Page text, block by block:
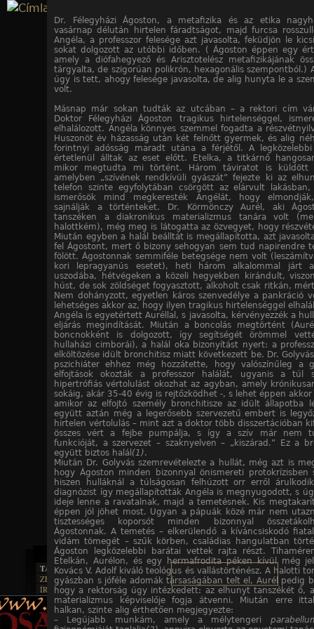
Dr. Félegyházi Ágoston, a metafizika és az etika
vasárnap délután hirtelen fáradtságot, majd furcsa
Angéla, a professzor felesége azt javasolta, feküdjön le
sokat dolgozott az utóbbi időben. ( Ágoston éppen egy
amely a diófahegyező és Arisztotelész metafizikájának
tárgyalta, de szigorúan polikrón, hexagonális szempontból.)
úgy is tett, ahogy felesége javasolta, de alig hunyta le a
volt.
Másnap már sokan tudták az utcában – a rektori cím
Doktor Félegyházi Ágoston tragikus hirtelenséggel,
elhalálozott. Angéla könnyes szemmel fogadta a
Huszonöt év házasság után két felnőtt gyermek, és alig
forintnyi adósság maradt utána a férjétől. A
értetlenül álltak az eset előtt. Etelka, a titkárnő
mikor megtudta mi történt. Három táviratot is küldött
amelyben „szívének rendkívüli gyászát” fejezte ki az
telefon szinte egyfolytában csörgött az elárvult
ismerősök mind megkeresték Angélát, hogy
sajnálják a történteket. Dr. Körmönczy Aurél, aki
tanszéken a diakronikus materializmus tanára volt
halottkém), még meg is látogatta az özvegyet, hogy
Miután egyben a halál beálltát is megállapította, azt
fel Ágostont, mert ő bizony sehogyan sem tud napirendre
fölött. Ágostonnak semmiféle betegsége nem volt
kori lepragyanús esetet), heti három alkalommal járt
uszodába, hétvégeken a közeli hegyekben kirándult,
húst, de sok zöldséget fogyasztott, alkoholt csak ritkán,
Nem dohányzott, egyetlen káros szenvedélye a pankráció
lehetséges akkor az, hogy ilyen tragikus hirtelenséggel
Angéla is egyetértett Auréllal, s javasolta, kérvényezzék a
eljárás megindítását. Miután a boncolás megtörtént
boncnokként is dolgozott, így segítségét örömmel
hullaházi cimborái), a halál oka bizonyítást nyert: a
elköltözése idült bronchitisz miatt következett be. Dr.
pszichiáter ehhez még hozzátette, hogy valószínűleg a
elfojtások okozták a professzor halálát, ugyanis a túl
hipertrófiás vértolulást okozhat az agyban, amely
sokáig, akár 35-40 évig is rejtőzködhet -, s lehet éppen
amikor az elfojtó személy bronchitisze az idült állapotba
együtt aztán még a legerősebb szervezetű embert is
hirtelen vértolulás – mint azt a doktor több disszertációban
összes vért a fejbe pumpálja, s így a szív már nem
funkcióját, a szervezet – szaknyelven – „kiszárad.” Ez a
együtt biztos halál (1).
Miután Dr. Golyvás szemrevételezte a hullát, még azt is
hogy Ágoston minden bizonnyal önismereti protokrízisben
hiszen hulláknál a túlságosan felhúzott orr erről
diagnózist így megállapították Angéla is megnyugodott, s
ideje lenne a ravatalnak, majd a temetésnek. Kis
éppen jól jöhet most. Ugyan a pápuák közé már nem
tisztességes koporsót minden bizonnyal
Ágostonnak. A temetés – elkerülendő a kíváncsiskodó
vidám tömegét – szűk körben, családias hangulatban
Ágoston legközelebbi barátai vettek rajta részt.
Etelkán, Aurélon, és egy hermafrodita péken kívül még
Kovács V. Adolf kiváló teológus és vallástörténész. A halotti
gyászban s jóféle adomák társaságában telt el, Aurél pedig
hogy a rektorság úgy intézkedett: az elhunyt tanszékét ő,
materializmus képviselője fogja átvenni. Miután erre
halkan, szinte alig érthetően megjegyezte:
– Legújabb munkám, amely a mélytengeri
TAJTÉKOS LAPOK
ZENE
EGYÜTTESEK
INTERJÚK
FORDÍTÁSOK
ÍRÁSOK
IRODALOM
FILM
BOSZORKÁNYKONYHA
FEKETE HUMOR
KÉPES